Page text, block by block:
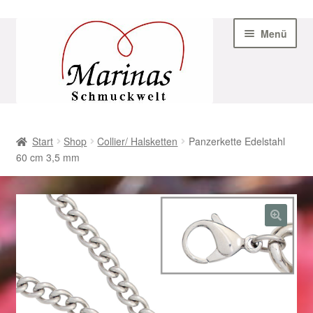
Navigation
Menü
AGB
Beispiel-Seite
Datenschutz
Geschenke zu Ostern 2023
Geschenke zu Ostern 2024
Start Shop Collier/ Halsketten
Panzerkette Edelstahl
60 cm 3,5 mm